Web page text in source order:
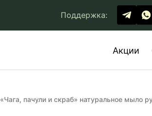
Поддержка:
Акции
«Чага, пачули и скраб» натуральное мыло